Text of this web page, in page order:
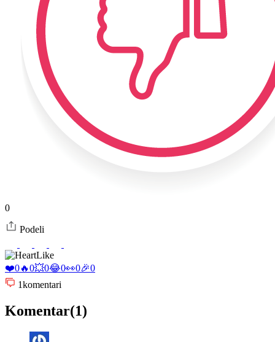
0
Podeli
Like
❤️0🔥0💥0😂0👀0🎉0
1komentari
Komentar(1)